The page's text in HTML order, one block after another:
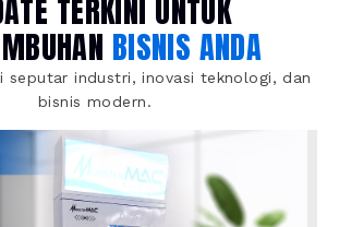
TERKINI UNTUK
BISNIS ANDA
seputar industri, inovasi teknologi, dan
bisnis modern.